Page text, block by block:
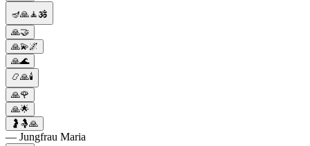
🪔🙏🧘🕉️
🙏🤝
🙏💫🌌
🙏🌊
📿🙏🕯️
🙏🌹
🙏🌟
🤰🤱🙏
— Jungfrau Maria